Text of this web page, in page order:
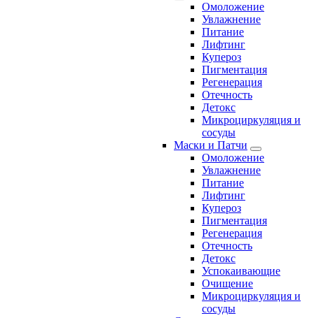
Омоложение
Увлажнение
Питание
Лифтинг
Купероз
Пигментация
Регенерация
Отечность
Детокс
Микроциркуляция и
сосуды
Маски и Патчи
Омоложение
Увлажнение
Питание
Лифтинг
Купероз
Пигментация
Регенерация
Отечность
Детокс
Успокаивающие
Очищение
Микроциркуляция и
сосуды